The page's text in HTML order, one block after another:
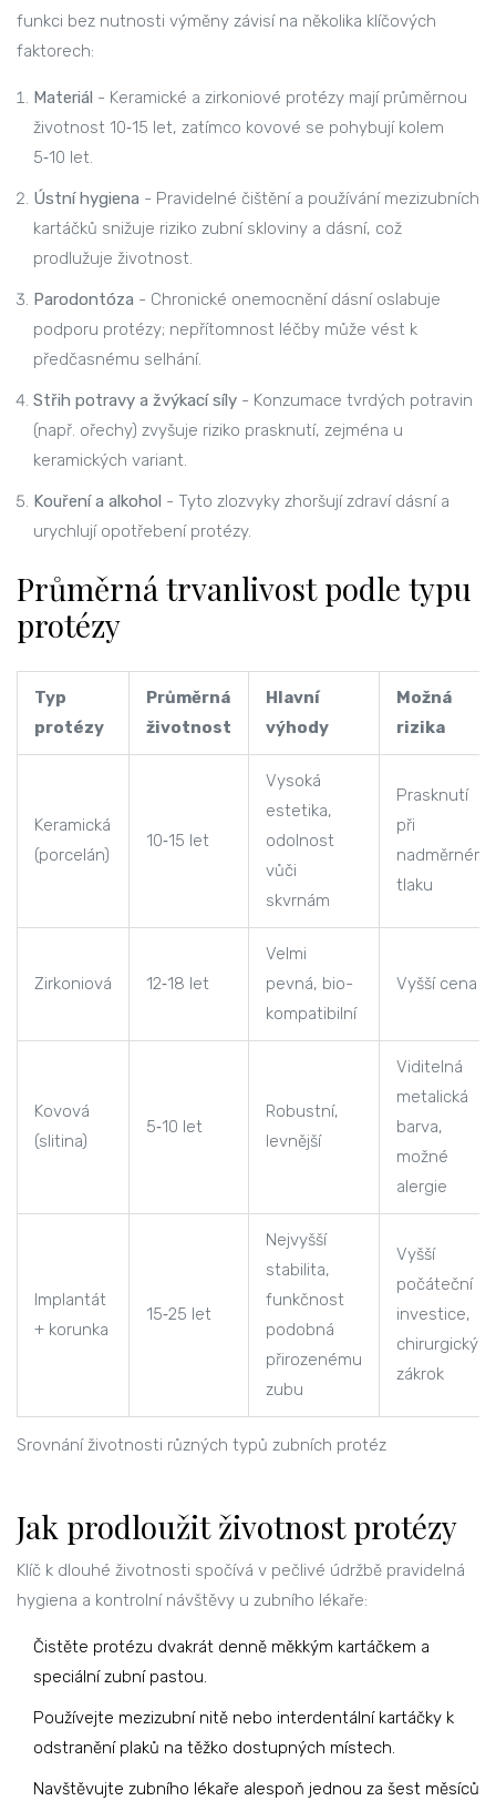
funkci bez nutnosti výměny závisí na několika klíčových
faktorech:
Materiál - Keramické a zirkoniové protézy mají průměrnou
životnost 10‑15 let, zatímco kovové se pohybují kolem
5‑10 let.
Ústní hygiena - Pravidelné čištění a používání mezizubních
kartáčků snižuje riziko zubní skloviny a dásní, což
prodlužuje životnost.
Parodontóza - Chronické onemocnění dásní oslabuje
podporu protézy; nepřítomnost léčby může vést k
předčasnému selhání.
Střih potravy a žvýkací síly - Konzumace tvrdých potravin
(např. ořechy) zvyšuje riziko prasknutí, zejména u
keramických variant.
Kouření a alkohol - Tyto zlozvyky zhoršují zdraví dásní a
urychlují opotřebení protézy.
Průměrná trvanlivost podle typu
protézy
Srovnání životnosti různých typů zubních protéz
Typ
protézy
Průměrná
životnost
Hlavní
výhody
Možná
rizika
Keramická
(porcelán)
10‑15 let
Vysoká
estetika,
odolnost
vůči
skvrnám
Prasknutí
při
nadměrném
tlaku
Zirkoniová 12‑18 let
Velmi
pevná, bio-
kompatibilní
Vyšší cena
Kovová
(slitina)
5‑10 let
Robustní,
levnější
Viditelná
metalická
barva,
možné
alergie
Implantát
+ korunka
15‑25 let
Nejvyšší
stabilita,
funkčnost
podobná
přirozenému
zubu
Vyšší
počáteční
investice,
chirurgický
zákrok
Jak prodloužit životnost protézy
Klíč k dlouhé životnosti spočívá v pečlivé údržbě pravidelná
hygiena a kontrolní návštěvy u zubního lékaře:
Čistěte protézu dvakrát denně měkkým kartáčkem a
speciální zubní pastou.
Používejte mezizubní nitě nebo interdentální kartáčky k
odstranění plaků na těžko dostupných místech.
Navštěvujte zubního lékaře alespoň jednou za šest měsíců